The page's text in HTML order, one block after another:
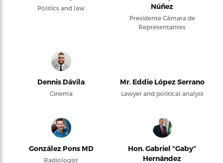
Politics and law
Núñez
Presidente Cámara de
Representantes
Dennis Dávila
Cinema
Mr. Eddie López Serrano
Lawyer and political analyst
González Pons MD
Radiologist
Hon. Gabriel “Gaby”
Hernández